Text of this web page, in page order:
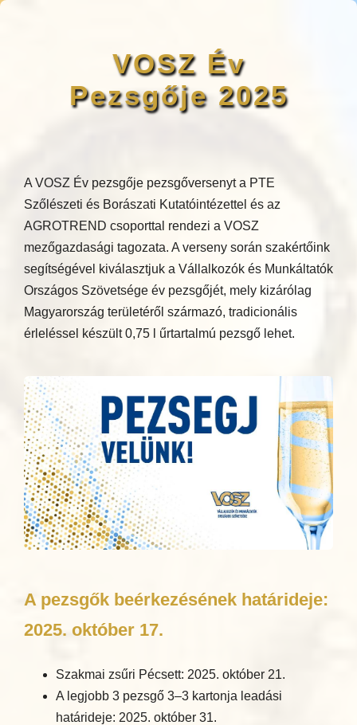
VOSZ Év
Pezsgője 2025
A VOSZ Év pezsgője pezsgőversenyt a PTE
Szőlészeti és Borászati Kutatóintézettel és az
AGROTREND csoporttal rendezi a VOSZ
mezőgazdasági tagozata. A verseny során szakértőink
segítségével kiválasztjuk a Vállalkozók és Munkáltatók
Országos Szövetsége év pezsgőjét, mely kizárólag
Magyarország területéről származó, tradicionális
érleléssel készült 0,75 l űrtartalmú pezsgő lehet.
A pezsgők beérkezésének határideje:
2025. október 17.
Szakmai zsűri Pécsett: 2025. október 21.
A legjobb 3 pezsgő 3–3 kartonja leadási
határideje: 2025. október 31.